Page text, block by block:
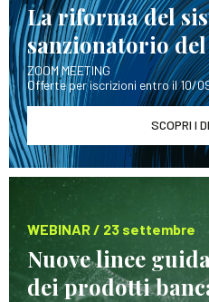
La riforma del
sanzionatorio del
ZOOM MEETING
Offerte per iscrizioni entro il 10/
SCOPRI I
WEBINAR / 23 settembre
Nuove linee
dei prodotti